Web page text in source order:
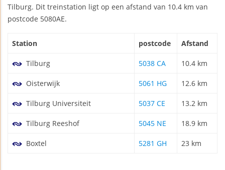
Tilburg. Dit treinstation ligt op een afstand van 10.4 km van
postcode 5080AE.
Station postcode Afstand
Tilburg 5038 CA 10.4 km
Oisterwijk 5061 HG 12.6 km
Tilburg Universiteit 5037 CE 13.2 km
Tilburg Reeshof 5045 NE 18.9 km
Boxtel 5281 GH 23 km